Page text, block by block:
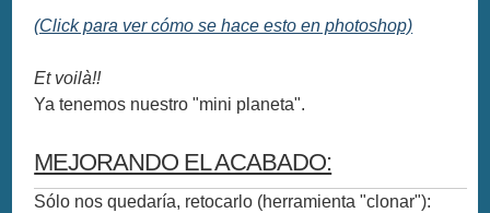
(Click para ver cómo se hace esto en photoshop)
Et voilà!!
Ya tenemos nuestro "mini planeta".
MEJORANDO EL ACABADO:
Sólo nos quedaría, retocarlo (herramienta "clonar"):